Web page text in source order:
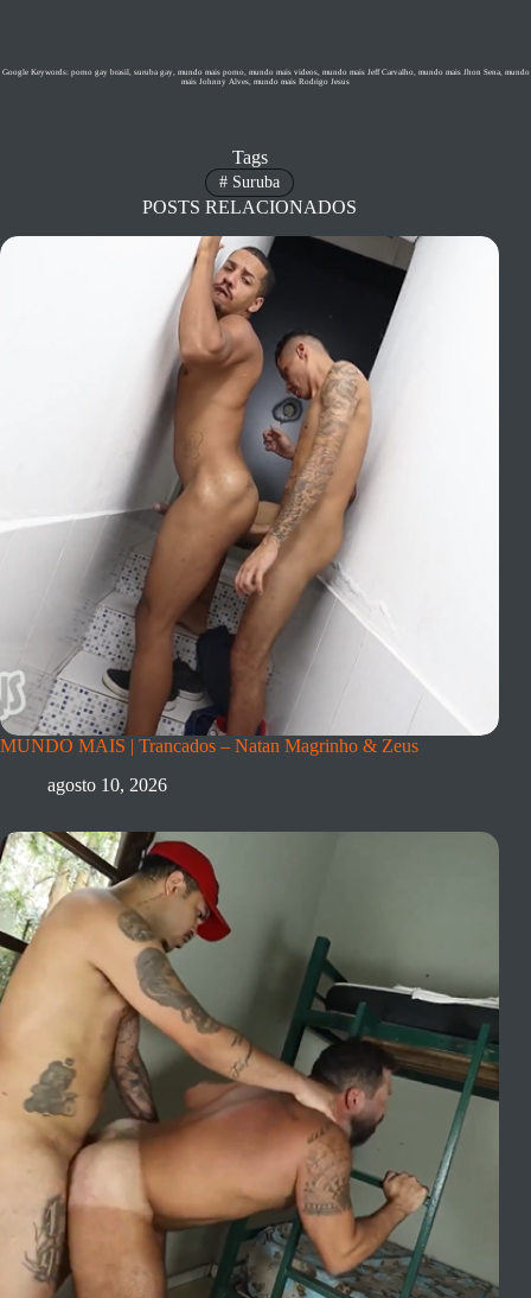
Google Keywords: porno gay brasil, suruba gay, mundo mais porno, mundo mais videos, mundo mais Jeff Carvalho, mundo mais Jhon Sena, mundo
mais Johnny Alves, mundo mais Rodrigo Jesus
Tags
# Suruba
POSTS RELACIONADOS
MUNDO MAIS | Trancados – Natan Magrinho & Zeus
agosto 10, 2026